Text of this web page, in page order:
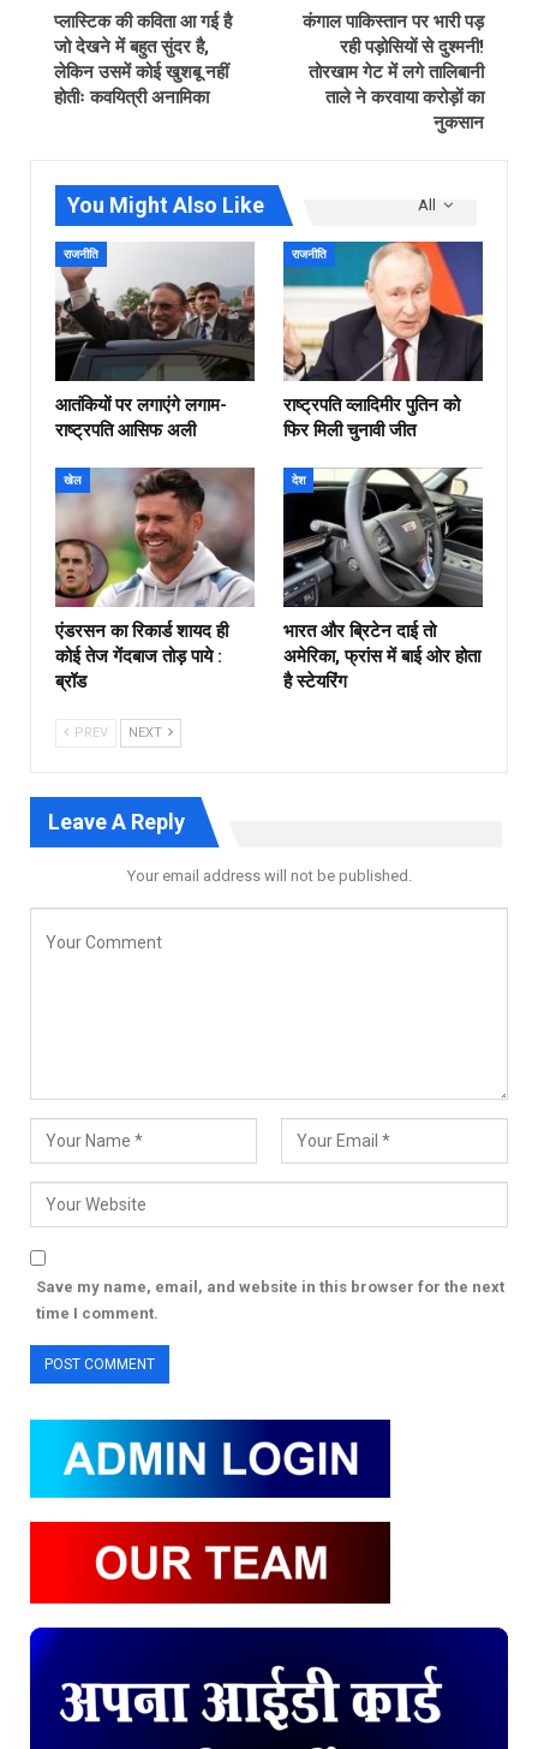
प्लास्टिक की कविता आ गई है
जो देखने में बहुत सुंदर है,
लेकिन उसमें कोई खुशबू नहीं
होतीः कवयित्री अनामिका
कंगाल पाकिस्तान पर भारी पड़
रही पड़ोसियों से दुश्मनी!
तोरखाम गेट में लगे तालिबानी
ताले ने करवाया करोड़ों का
नुकसान
All
You Might Also Like
राजनीति
आतंकियों पर लगाएंगे लगाम-
राष्ट्रपति आसिफ अली
राजनीति
राष्ट्रपति व्लादिमीर पुतिन को
फिर मिली चुनावी जीत
खेल
एंडरसन का रिकार्ड शायद ही
कोई तेज गेंदबाज तोड़ पाये :
ब्रॉड
देश
भारत और ब्रिटेन दाई तो
अमेरिका, फ्रांस में बाई ओर होता
है स्टेयरिंग
PREV NEXT
Leave A Reply
Your email address will not be published.
Save my name, email, and website in this browser for the next
time I comment.